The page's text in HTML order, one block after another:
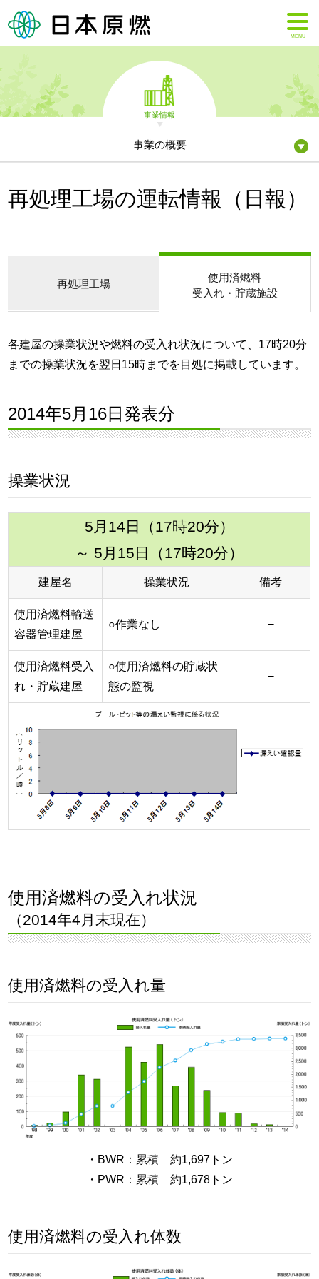
MENU
事業情報
事業の概要
再処理工場の運転情報（日報）
再処理工場
使用済燃料
受入れ・貯蔵施設
各建屋の操業状況や燃料の受入れ状況について、17時20分
までの操業状況を翌日15時までを目処に掲載しています。
2014年5月16日発表分
操業状況
5月14日（17時20分）
～ 5月15日（17時20分）
建屋名 操業状況 備考
使用済燃料輸送
容器管理建屋
○作業なし −
使用済燃料受入
れ・貯蔵建屋
○使用済燃料の貯蔵状
態の監視
−
使用済燃料の受入れ状況
（2014年4月末現在）
使用済燃料の受入れ量
・BWR：累積 約1,697トン
・PWR：累積 約1,678トン
使用済燃料の受入れ体数